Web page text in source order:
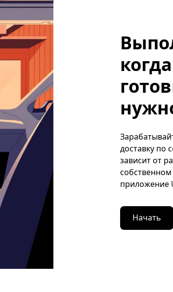
доставку по
зависит от
приложение
Начать